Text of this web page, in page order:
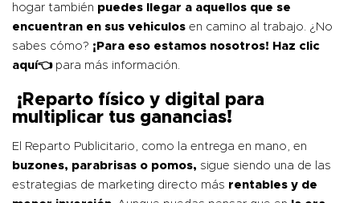
hogar también puedes llegar a aquellos que se
encuentran en sus vehiculos en camino al trabajo. ¿No
sabes cómo? ¡Para eso estamos nosotros! Haz clic
aquí👈 para más información.
¡Reparto físico y digital para
multiplicar tus ganancias!
El Reparto Publicitario, como la entrega en mano, en
buzones, parabrisas o pomos, sigue siendo una de las
estrategias de marketing directo más rentables y de